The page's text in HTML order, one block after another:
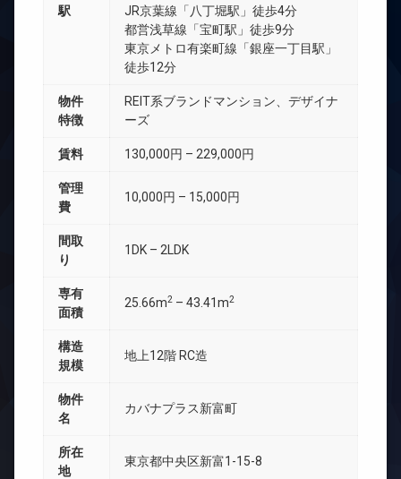
駅
JR京葉線「八丁堀駅」徒歩4分
都営浅草線「宝町駅」徒歩9分
東京メトロ有楽町線「銀座一丁目駅」
徒歩12分
物件
特徴
REIT系ブランドマンション、デザイナ
ーズ
賃料 130,000円 – 229,000円
管理
費
10,000円 – 15,000円
間取
り
1DK – 2LDK
専有
面積
25.66m2 – 43.41m2
構造
規模
地上12階 RC造
物件
名
カバナプラス新富町
所在
地
東京都中央区新富1-15-8